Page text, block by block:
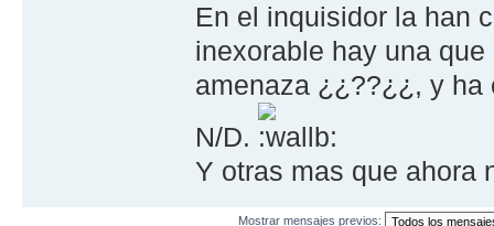
En el inquisidor la han
inexorable hay una
amenaza ¿¿??¿¿, y ha
N/D.
Y otras mas que ahora
Mostrar mensajes previos: